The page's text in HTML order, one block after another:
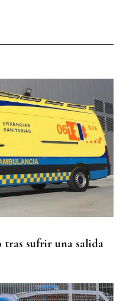
recuperar el
sufrir una salida